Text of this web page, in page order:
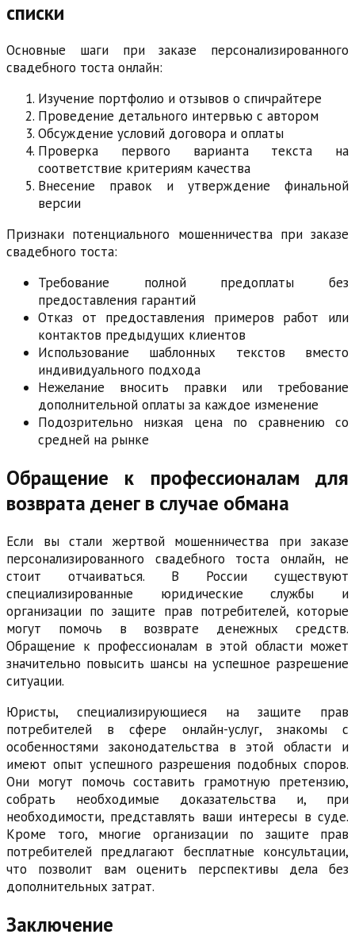
списки
Основные шаги при заказе персонализированного
свадебного тоста онлайн:
Изучение портфолио и отзывов о спичрайтере
Проведение детального интервью с автором
Обсуждение условий договора и оплаты
Проверка первого варианта текста на
соответствие критериям качества
Внесение правок и утверждение финальной
версии
Признаки потенциального мошенничества при заказе
свадебного тоста:
Требование полной предоплаты без
предоставления гарантий
Отказ от предоставления примеров работ или
контактов предыдущих клиентов
Использование шаблонных текстов вместо
индивидуального подхода
Нежелание вносить правки или требование
дополнительной оплаты за каждое изменение
Подозрительно низкая цена по сравнению со
средней на рынке
Обращение к профессионалам для
возврата денег в случае обмана
Если вы стали жертвой мошенничества при заказе
персонализированного свадебного тоста онлайн, не
стоит отчаиваться. В России существуют
специализированные юридические службы и
организации по защите прав потребителей, которые
могут помочь в возврате денежных средств.
Обращение к профессионалам в этой области может
значительно повысить шансы на успешное разрешение
ситуации.
Юристы, специализирующиеся на защите прав
потребителей в сфере онлайн-услуг, знакомы с
особенностями законодательства в этой области и
имеют опыт успешного разрешения подобных споров.
Они могут помочь составить грамотную претензию,
собрать необходимые доказательства и, при
необходимости, представлять ваши интересы в суде.
Кроме того, многие организации по защите прав
потребителей предлагают бесплатные консультации,
что позволит вам оценить перспективы дела без
дополнительных затрат.
Заключение